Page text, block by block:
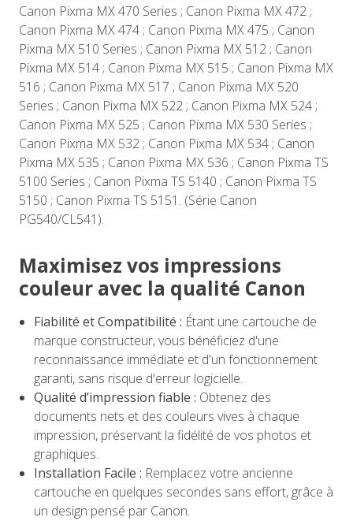
Canon Pixma MX 470 Series ; Canon Pixma MX 472 ;
Canon Pixma MX 474 ; Canon Pixma MX 475 ; Canon
Pixma MX 510 Series ; Canon Pixma MX 512 ; Canon
Pixma MX 514 ; Canon Pixma MX 515 ; Canon Pixma MX
516 ; Canon Pixma MX 517 ; Canon Pixma MX 520
Series ; Canon Pixma MX 522 ; Canon Pixma MX 524 ;
Canon Pixma MX 525 ; Canon Pixma MX 530 Series ;
Canon Pixma MX 532 ; Canon Pixma MX 534 ; Canon
Pixma MX 535 ; Canon Pixma MX 536 ; Canon Pixma TS
5100 Series ; Canon Pixma TS 5140 ; Canon Pixma TS
5150 ; Canon Pixma TS 5151. (Série Canon
PG540/CL541).
Maximisez vos impressions
couleur avec la qualité Canon
Fiabilité et Compatibilité : Étant une cartouche de
marque constructeur, vous bénéficiez d'une
reconnaissance immédiate et d'un fonctionnement
garanti, sans risque d'erreur logicielle.
Qualité d’impression fiable : Obtenez des
documents nets et des couleurs vives à chaque
impression, préservant la fidélité de vos photos et
graphiques.
Installation Facile : Remplacez votre ancienne
cartouche en quelques secondes sans effort, grâce à
un design pensé par Canon.